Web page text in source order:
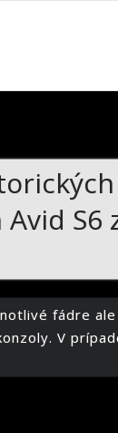
S6
fádre
V